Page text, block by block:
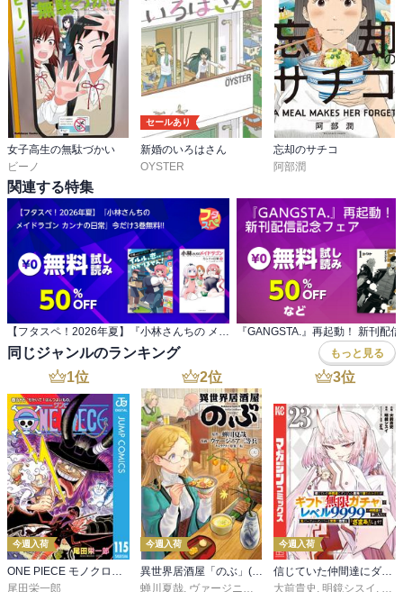
女子高生の無駄づかい
ビーノ
セールあり
新婚のいろはさん
OYSTER
忘却のサチコ
阿部潤
関連する特集
『GANGSTA.』再起動！ 新刊配
同じジャンルのランキング もっと見る
1位
今週入荷
ONE PIECE モノクロ版 115
尾田栄一郎
2位
今週入荷
異世界居酒屋「のぶ」(22)
蝉川夏哉, ヴァージニア二等兵 ,転
3位
今週入荷
信じていた仲間達にダンジョン奥地で殺されかけたがギフト『無限ガチャ』でレベル９９９９の仲間達を手に入れて元パーティーメンバーと世界に復讐＆『ざまぁ！』します！（２３）
大前貴史 , 明鏡シスイ , ｔ